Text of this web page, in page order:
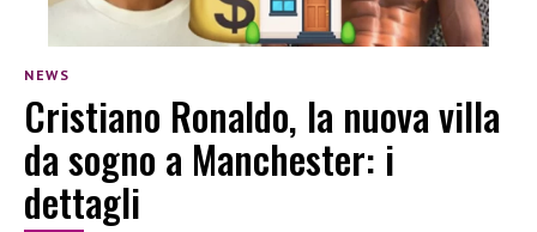
NEWS
Cristiano Ronaldo, la nuova villa
da sogno a Manchester: i
dettagli